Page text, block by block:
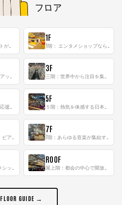
フロア
1F
3F
5F
7F
ROOF
FLOOR GUIDE →